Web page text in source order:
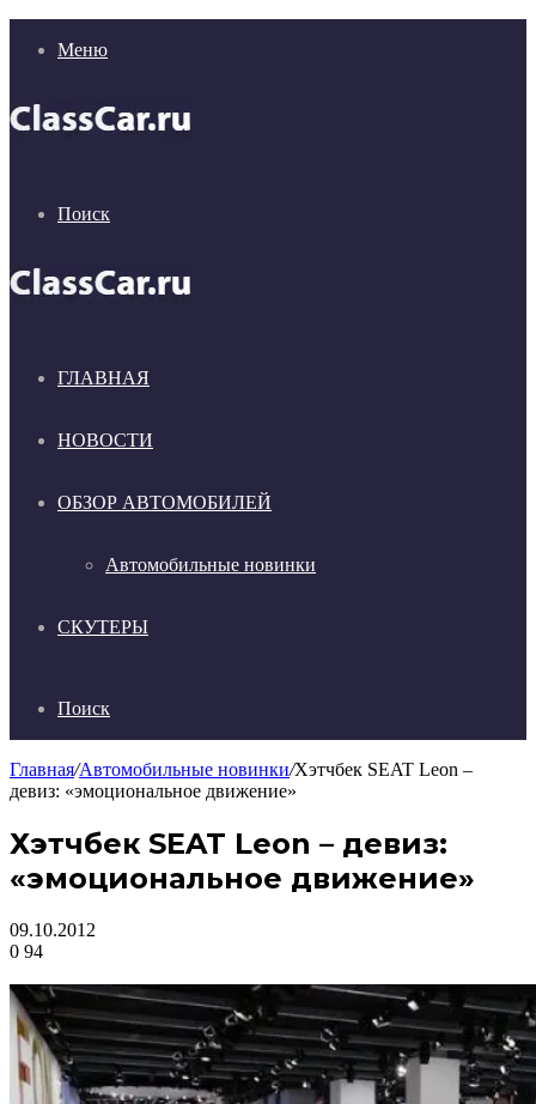
Меню
Поиск
ГЛАВНАЯ
НОВОСТИ
ОБЗОР АВТОМОБИЛЕЙ
Автомобильные новинки
СКУТЕРЫ
Поиск
Главная/Автомобильные новинки/Хэтчбек SEAT Leon –
девиз: «эмоциональное движение»
Хэтчбек SEAT Leon – девиз:
«эмоциональное движение»
09.10.2012
0 94